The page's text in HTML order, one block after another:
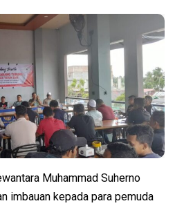
Muhammad Suherno
imbauan kepada para pemuda